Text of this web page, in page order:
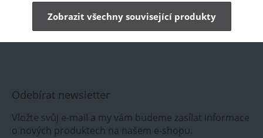
Zobrazit všechny související produkty
Odebírat newsletter
Vložte svůj e-mail a my vám budeme zasílat informace
o nových produktech na našem e-shopu.